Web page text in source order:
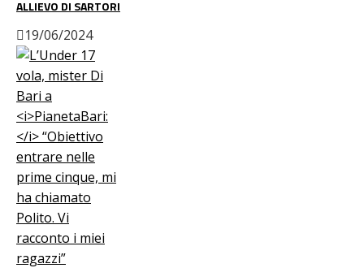
ALLIEVO DI SARTORI
19/06/2024